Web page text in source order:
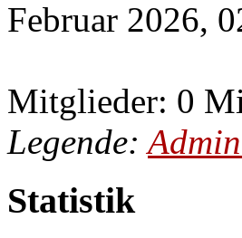
Februar 2026,
Mitglieder: 0
Legende:
Statistik